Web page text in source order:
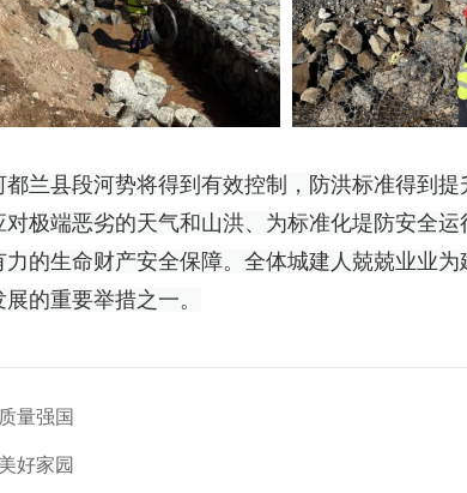
兰县段河势将得到有效控制，防洪标准得到
极端恶劣的天气和山洪、为标准化堤防安全
的生命财产安全保障。全体城建人兢兢业业
的重要举措之一。
量强国
好家园